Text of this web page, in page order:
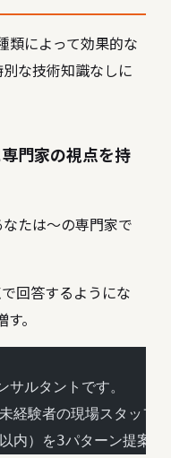
類によって効果的な
な技術知識なしに
門家の視点を持
たは〜の専門家で
回答するようにな
。
ルタントです。
経験者の現場スタッフ
内）を3パターン提案し